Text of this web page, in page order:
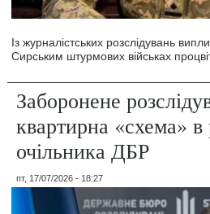
Із журналістських розслідувань
Сирським штурмових військах
Заборонене
квартирна «схема» в
очільника ДБР
пт, 17/07/2026 - 18:27